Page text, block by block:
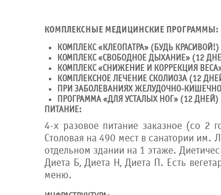
КОМПЛЕКСНЫЕ МЕДИЦИНСКИЕ ПРОГРАММЫ :
КОМПЛЕКС «КЛЕОПАТРА» (БУДЬ
КОМПЛЕКС «СВОБОДНОЕ ДЫХАНИЕ» (12
КОМПЛЕКС «СНИЖЕНИЕ И КОРРЕКЦИЯ
КОМПЛЕКСНОЕ ЛЕЧЕНИЕ СКОЛИОЗА (12
ПРИ ЗАБОЛЕВАНИЯХ ЖЕЛУДОЧНО-
ПРОГРАММА «ДЛЯ УСТАЛЫХ НОГ» (12 ДНЕЙ)
ПИТАНИЕ:
4-х разовое питание заказное (со 2
Столовая на 490 мест в санатории им.
отдельном здании на 1 этаже.
Диета Б, Диета H, Диета П. Есть
меню.